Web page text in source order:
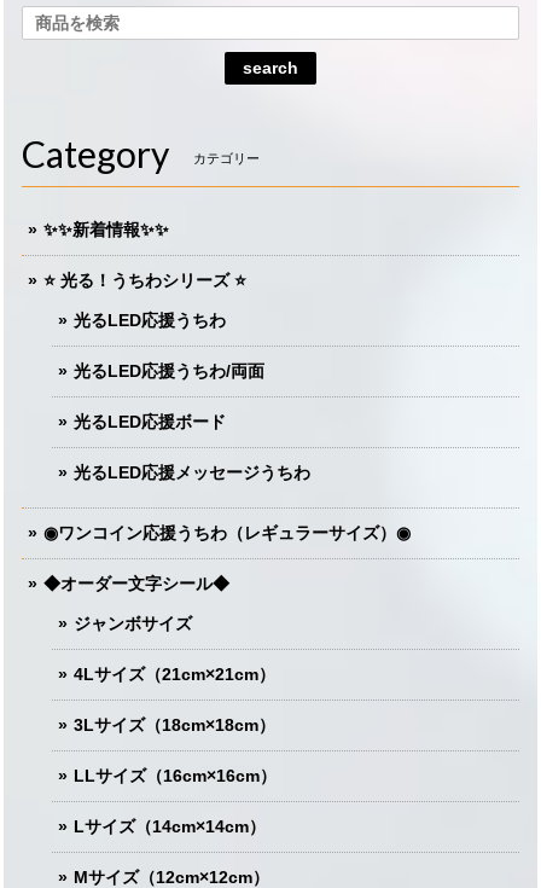
search
Category カテゴリー
✨✨新着情報✨✨
⭐️ 光る！うちわシリーズ ⭐️
光るLED応援うちわ
光るLED応援うちわ/両面
光るLED応援ボード
光るLED応援メッセージうちわ
◉ワンコイン応援うちわ（レギュラーサイズ）◉
◆オーダー文字シール◆
ジャンボサイズ
4Lサイズ（21cm×21cm）
3Lサイズ（18cm×18cm）
LLサイズ（16cm×16cm）
Lサイズ（14cm×14cm）
Mサイズ（12cm×12cm）